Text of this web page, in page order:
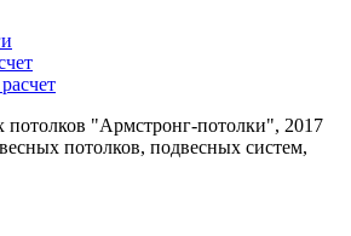
"Армстронг-потолки", 2017
потолков, подвесных систем,